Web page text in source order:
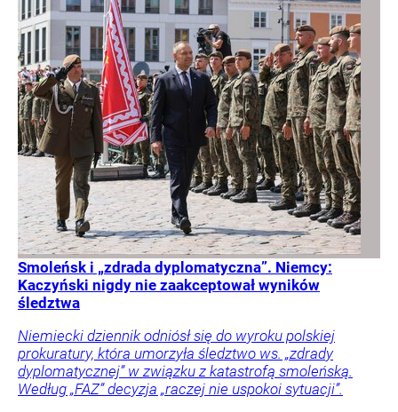
Smoleńsk i „zdrada dyplomatyczna”. Niemcy:
Kaczyński nigdy nie zaakceptował wyników
śledztwa
Niemiecki dziennik odniósł się do wyroku polskiej
prokuratury, która umorzyła śledztwo ws. „zdrady
dyplomatycznej” w związku z katastrofą smoleńską.
Według „FAZ” decyzja „raczej nie uspokoi sytuacji”.